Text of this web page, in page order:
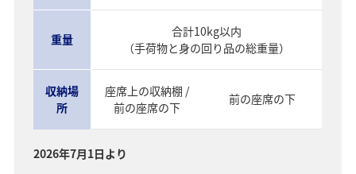
重量
合計10kg以内
（手荷物と身の回り品の総重量）
収納場
所
座席上の収納棚 /
前の座席の下
前の座席の下
2026年7月1日より